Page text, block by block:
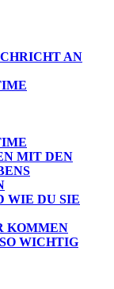
AN
MIT DEN
WIE DU SIE
KOMMEN
WICHTIG